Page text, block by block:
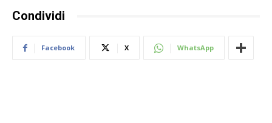
Condividi
Facebook X WhatsApp